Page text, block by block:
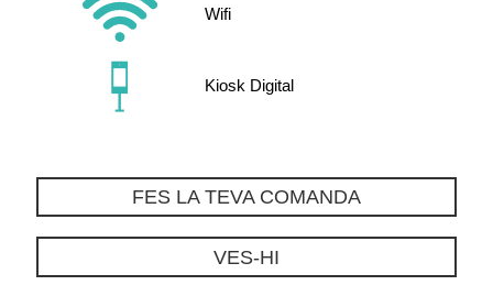
Wifi
Kiosk Digital
FES LA TEVA COMANDA
VES-HI